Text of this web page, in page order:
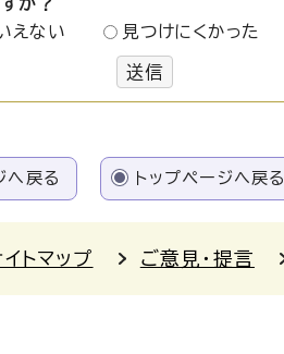
えない 見つけにくかった
送信
へ戻る トップページへ戻る
トマップ ご意見・提言